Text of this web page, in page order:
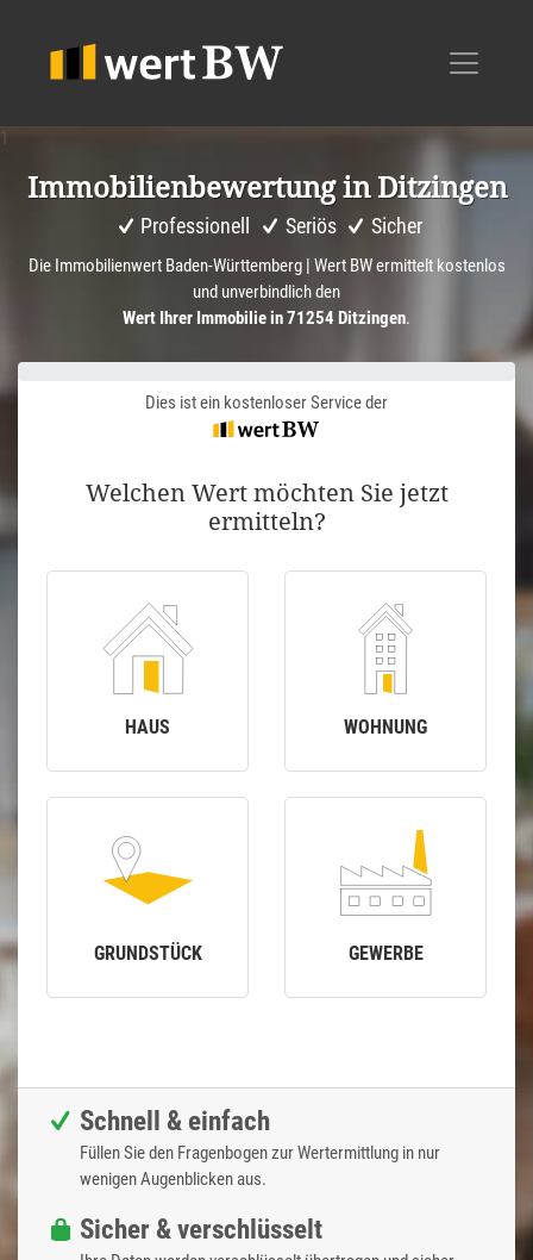
1
Immobi­li­en­be­wer­tung in Ditzingen
Professionell Seriös Sicher
Die Immobilienwert Baden-Württemberg | Wert BW ermittelt kostenlos
und unverbindlich den
Wert Ihrer Immobilie in 71254 Ditzingen.
Dies ist ein kostenloser Service der
Welchen Wert möchten Sie jetzt
ermitteln?
HAUS WOHNUNG
GRUNDSTÜCK GEWERBE
Schnell & einfach
Füllen Sie den Fragenbogen zur Wertermittlung in nur
wenigen Augenblicken aus.
Sicher & verschlüsselt